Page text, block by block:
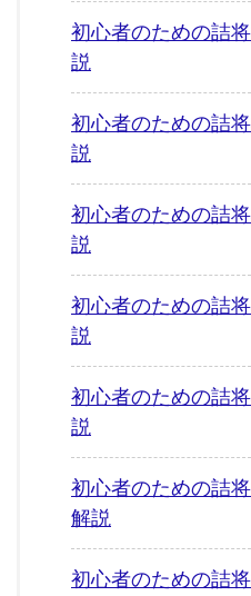
初心者のための
説
初心者のための
説
初心者のための詰
説
初心者のための
説
初心者のための
説
初心者のための詰
解説
初心者のための